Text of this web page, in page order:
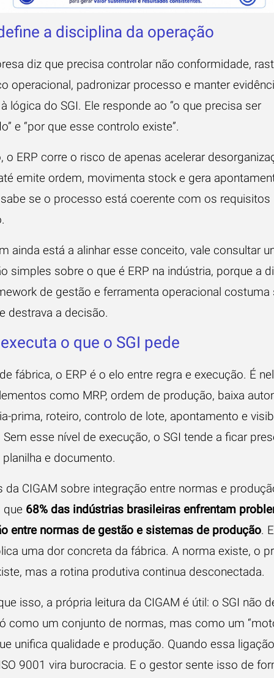
a disciplina da operação
diz que precisa controlar não conformidade,
operacional, padronizar processo e manter
lógica do SGI. Ele responde ao “o que precisa ser
e “por que esse controlo existe”.
o ERP corre o risco de apenas acelerar
emite ordem, movimenta stock e gera
se o processo está coerente com os requisitos
ainda está a alinhar esse conceito, vale consultar
simples sobre o que é ERP na indústria, porque a
de gestão e ferramenta operacional costuma
destrava a decisão.
executa o que o SGI pede
fábrica, o ERP é o elo entre regra e execução. É
como MRP, ordem de produção, baixa
prima, roteiro, controlo de lote, apontamento e
esse nível de execução, o SGI tende a ficar
e documento.
da CIGAM sobre integração entre normas e
68% das indústrias brasileiras enfrentam
entre normas de gestão e sistemas de produção.
uma dor concreta da fábrica. A norma existe, o
mas a rotina produtiva continua desconectada.
isso, a própria leitura da CIGAM é útil: o SGI não
como um conjunto de normas, mas como um
unifica qualidade e produção. Quando essa
9001 vira burocracia. E o gestor sente isso de